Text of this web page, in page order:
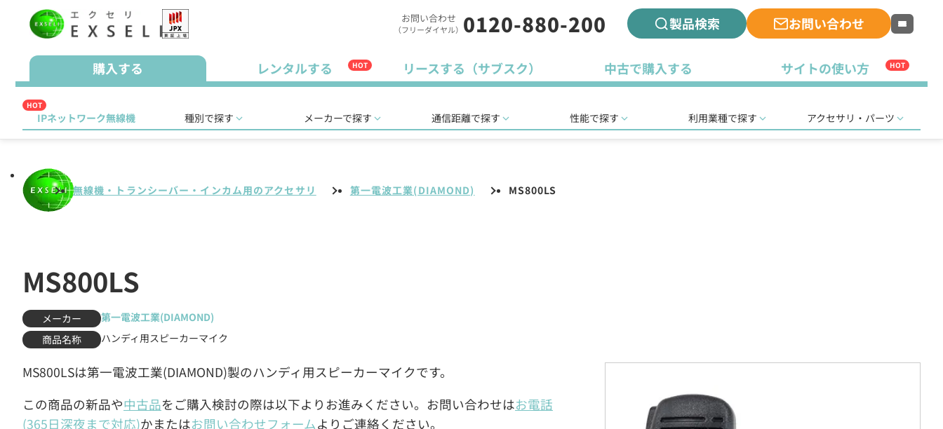
お問い合わせ
（フリーダイヤル） 0120-880-200 製品検索 お問い合わせ
購入する レンタルする HOT リースする（サブスク） 中古で購入する サイトの使い方 HOT
HOT
IPネットワーク無線機 種別で探す メーカーで探す 通信距離で探す 性能で探す 利用業種で探す アクセサリ・パーツ
無線機・トランシーバー・インカム用のアクセサリ 第一電波工業(DIAMOND) MS800LS
MS800LS
メーカー
第一電波工業(DIAMOND)
商品名称
ハンディ用スピーカーマイク
MS800LSは第一電波工業(DIAMOND)製のハンディ用スピーカーマイクです。
この商品の新品や中古品をご購入検討の際は以下よりお進みください。お問い合わせはお電話
(365日深夜まで対応)かまたはお問い合わせフォームよりご連絡ください。